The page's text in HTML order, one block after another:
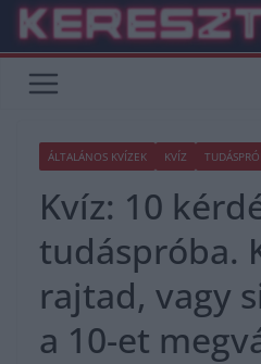
Skip
content
ÁLTALÁNOS KVÍZEK KVÍZ
Kvíz: 10
tudáspróba.
rajtad, vagy
a 10-et